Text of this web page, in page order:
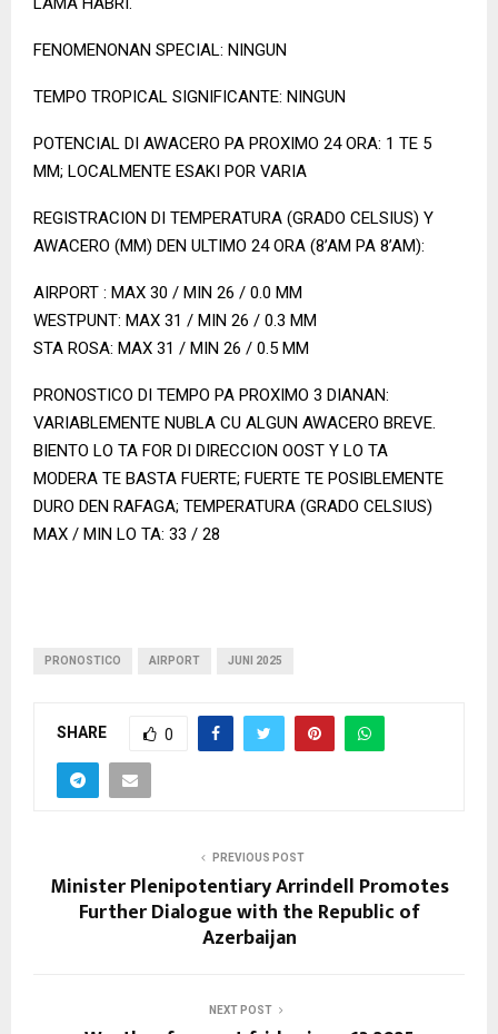
FENOMENONAN SPECIAL: NINGUN
TEMPO TROPICAL SIGNIFICANTE: NINGUN
POTENCIAL DI AWACERO PA PROXIMO 24 ORA: 1 TE 5
MM; LOCALMENTE ESAKI POR VARIA
REGISTRACION DI TEMPERATURA (GRADO CELSIUS) Y
AWACERO (MM) DEN ULTIMO 24 ORA (8’AM PA 8’AM):
AIRPORT : MAX 30 / MIN 26 / 0.0 MM
WESTPUNT: MAX 31 / MIN 26 / 0.3 MM
STA ROSA: MAX 31 / MIN 26 / 0.5 MM
PRONOSTICO DI TEMPO PA PROXIMO 3 DIANAN:
VARIABLEMENTE NUBLA CU ALGUN AWACERO BREVE.
BIENTO LO TA FOR DI DIRECCION OOST Y LO TA
MODERA TE BASTA FUERTE; FUERTE TE POSIBLEMENTE
DURO DEN RAFAGA; TEMPERATURA (GRADO CELSIUS)
MAX / MIN LO TA: 33 / 28
PRONOSTICO AIRPORT JUNI 2025
SHARE 0
PREVIOUS POST
Minister Plenipotentiary Arrindell Promotes
Further Dialogue with the Republic of
Azerbaijan
NEXT POST